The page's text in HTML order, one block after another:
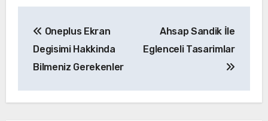
gezinmesi
Oneplus Ekran
Degisimi Hakkinda
Bilmeniz Gerekenler
Ahsap Sandik İle
Eglenceli Tasarimlar